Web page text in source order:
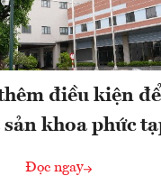
điều kiện
sản khoa phức
Đọc ngay